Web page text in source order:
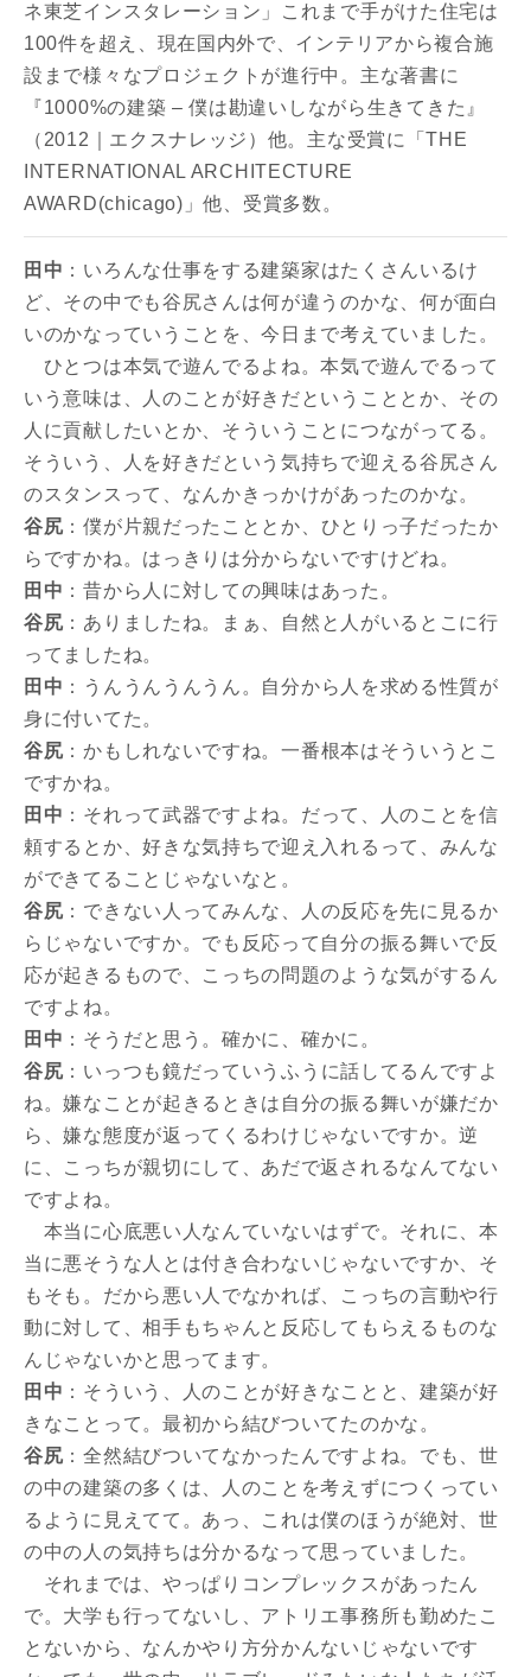
ネ東芝インスタレーション」これまで手がけた住宅は
100件を超え、現在国内外で、インテリアから複合施
設まで様々なプロジェクトが進行中。主な著書に
『1000%の建築 – 僕は勘違いしながら生きてきた』
（2012｜エクスナレッジ）他。主な受賞に「THE
INTERNATIONAL ARCHITECTURE
AWARD(chicago)」他、受賞多数。
田中 ：いろんな仕事をする建築家はたくさんいるけ
ど、その中でも谷尻さんは何が違うのかな、何が面白
いのかなっていうことを、今日まで考えていました。
ひとつは本気で遊んでるよね。本気で遊んでるって
いう意味は、人のことが好きだということとか、その
人に貢献したいとか、そういうことにつながってる。
そういう、人を好きだという気持ちで迎える谷尻さん
のスタンスって、なんかきっかけがあったのかな。
谷尻 ：僕が片親だったこととか、ひとりっ子だったか
らですかね。はっきりは分からないですけどね。
田中 ：昔から人に対しての興味はあった。
谷尻 ：ありましたね。まぁ、自然と人がいるとこに行
ってましたね。
田中 ：うんうんうんうん。自分から人を求める性質が
身に付いてた。
谷尻 ：かもしれないですね。一番根本はそういうとこ
ですかね。
田中 ：それって武器ですよね。だって、人のことを信
頼するとか、好きな気持ちで迎え入れるって、みんな
ができてることじゃないなと。
谷尻 ：できない人ってみんな、人の反応を先に見るか
らじゃないですか。でも反応って自分の振る舞いで反
応が起きるもので、こっちの問題のような気がするん
ですよね。
田中 ：そうだと思う。確かに、確かに。
谷尻 ：いっつも鏡だっていうふうに話してるんですよ
ね。嫌なことが起きるときは自分の振る舞いが嫌だか
ら、嫌な態度が返ってくるわけじゃないですか。逆
に、こっちが親切にして、あだで返されるなんてない
ですよね。
本当に心底悪い人なんていないはずで。それに、本
当に悪そうな人とは付き合わないじゃないですか、そ
もそも。だから悪い人でなかれば、こっちの言動や行
動に対して、相手もちゃんと反応してもらえるものな
んじゃないかと思ってます。
田中 ：そういう、人のことが好きなことと、建築が好
きなことって。最初から結びついてたのかな。
谷尻 ：全然結びついてなかったんですよね。でも、世
の中の建築の多くは、人のことを考えずにつくってい
るように見えてて。あっ、これは僕のほうが絶対、世
の中の人の気持ちは分かるなって思っていました。
それまでは、やっぱりコンプレックスがあったん
で。大学も行ってないし、アトリエ事務所も勤めたこ
とないから、なんかやり方分かんないじゃないです